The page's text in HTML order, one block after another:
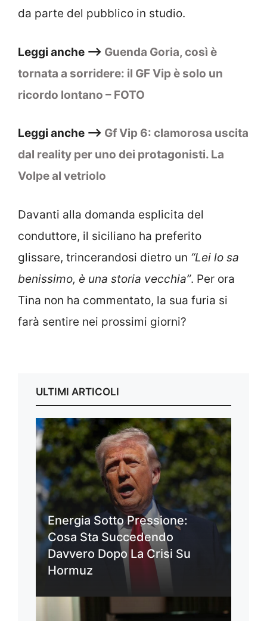
da parte del pubblico in studio.
Leggi anche –> Guenda Goria, così è
tornata a sorridere: il GF Vip è solo un
ricordo lontano – FOTO
Leggi anche –> Gf Vip 6: clamorosa uscita
dal reality per uno dei protagonisti. La
Volpe al vetriolo
Davanti alla domanda esplicita del
conduttore, il siciliano ha preferito
glissare, trincerandosi dietro un “Lei lo sa
benissimo, è una storia vecchia”. Per ora
Tina non ha commentato, la sua furia si
farà sentire nei prossimi giorni?
ULTIMI ARTICOLI
Energia Sotto Pressione:
Cosa Sta Succedendo
Davvero Dopo La Crisi Su
Hormuz